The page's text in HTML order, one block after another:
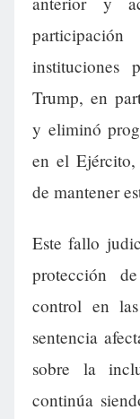
instituciones
Trump, en
y eliminó
en el Ejército,
de mantener
Este fallo
protección
control en
sentencia
sobre la
continúa